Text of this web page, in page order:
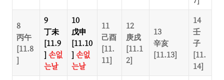
8
丙午
[11.8
]
9
丁未
[11.9
]손없
는날
10
戊申
[11.10
]손없
는날
11
己酉
[11.
11]
12
庚戌
[11.1
2]
13
辛亥
[11.13]
14
壬
子
[11.
14]